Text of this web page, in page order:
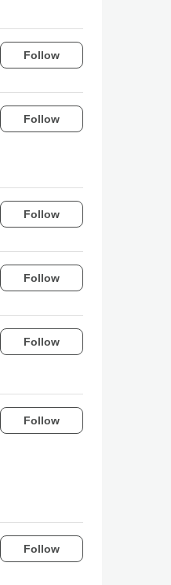
Follow
Follow
Follow
Follow
Follow
Follow
Follow